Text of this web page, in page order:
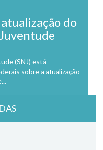
do
(SNJ) está
sobre a atualização